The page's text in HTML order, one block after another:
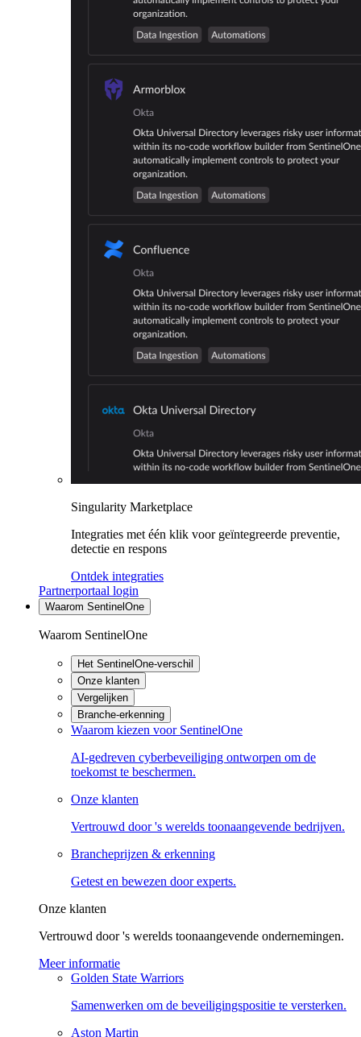
Singularity Marketplace
Integraties met één klik voor geïntegreerde preventie,
detectie en respons
Ontdek integraties
Partnerportaal login
Waarom SentinelOne
Waarom SentinelOne
Het SentinelOne-verschil
Onze klanten
Vergelijken
Branche-erkenning
Waarom kiezen voor SentinelOne
AI-gedreven cyberbeveiliging ontworpen om de
toekomst te beschermen.
Onze klanten
Vertrouwd door 's werelds toonaangevende bedrijven.
Brancheprijzen & erkenning
Getest en bewezen door experts.
Onze klanten
Vertrouwd door 's werelds toonaangevende ondernemingen.
Meer informatie
Golden State Warriors
Samenwerken om de beveiligingspositie te versterken.
Aston Martin